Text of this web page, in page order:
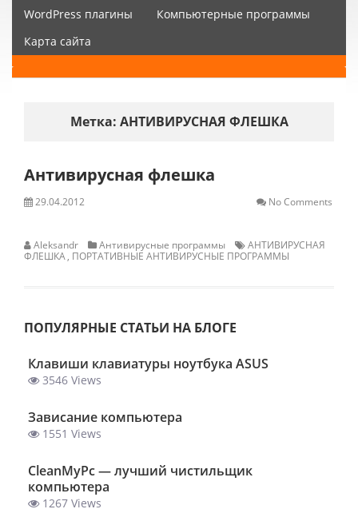
WordPress плагины
Компьютерные программы
Карта сайта
Метка: АНТИВИРУСНАЯ ФЛЕШКА
Антивирусная флешка
29.04.2012 No Comments
Aleksandr Антивирусные программы
АНТИВИРУСНАЯ
ФЛЕШКА, ПОРТАТИВНЫЕ АНТИВИРУСНЫЕ ПРОГРАММЫ
ПОПУЛЯРНЫЕ СТАТЬИ НА БЛОГЕ
Клавиши клавиатуры ноутбука ASUS
3546 Views
Зависание компьютера
1551 Views
ClеanMyPc — лучший чистильщик
компьютера
1267 Views